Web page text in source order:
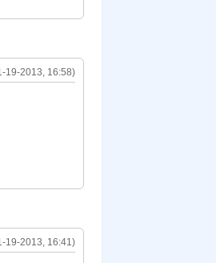
19-2013, 16:58)
19-2013, 16:41)